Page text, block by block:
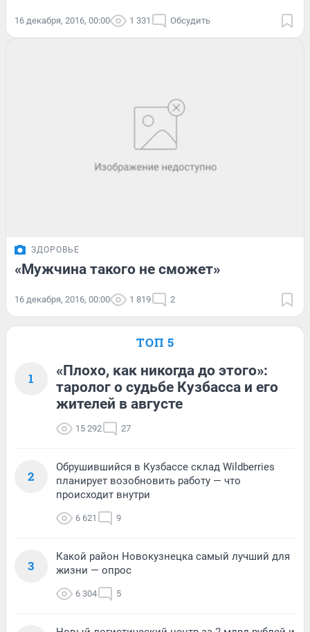
16 декабря, 2016, 00:00 1 331 Обсудить
ЗДОРОВЬЕ
«Мужчина такого не сможет»
16 декабря, 2016, 00:00 1 819 2
ТОП 5
1
«Плохо, как никогда до этого»:
таролог о судьбе Кузбасса и его
жителей в августе
15 292 27
2
Обрушившийся в Кузбассе склад Wildberries
планирует возобновить работу — что
происходит внутри
6 621 9
3
Какой район Новокузнецка самый лучший для
жизни — опрос
6 304 5